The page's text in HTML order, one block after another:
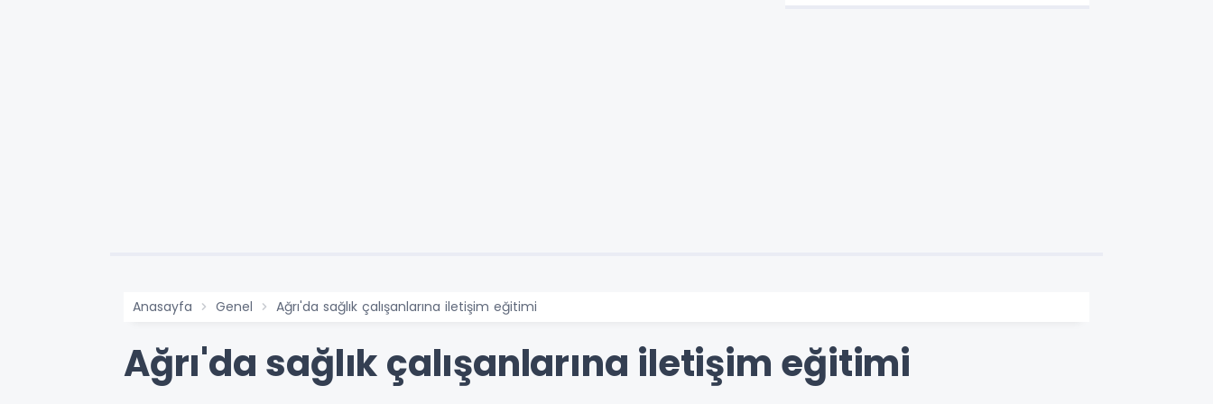
Anasayfa Genel Ağrı'da sağlık çalışanlarına iletişim eğitimi
Ağrı'da sağlık çalışanlarına iletişim eğitimi